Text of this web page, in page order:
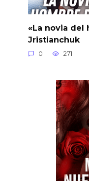
«La novia del
Jristianchuk
0 271